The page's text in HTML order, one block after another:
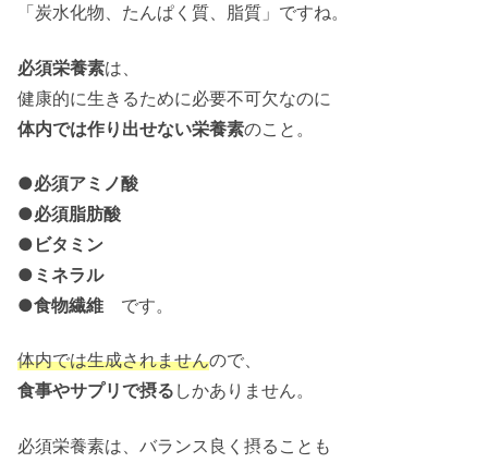
「炭水化物、たんぱく質、脂質」ですね。
必須栄養素は、
健康的に生きるために必要不可欠なのに
体内では作り出せない栄養素のこと。
●必須アミノ酸
●必須脂肪酸
●ビタミン
●ミネラル
●食物繊維 です。
体内では生成されませんので、
食事やサプリで摂る しかありません。
必須栄養素は、バランス良く摂ることも